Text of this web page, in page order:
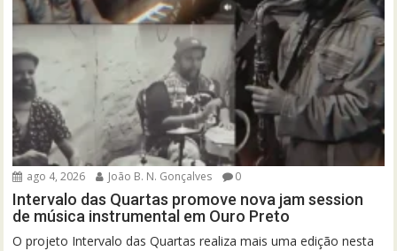
ago 4, 2026 João B. N. Gonçalves 0
Intervalo das Quartas promove nova jam session
de música instrumental em Ouro Preto
O projeto Intervalo das Quartas realiza mais uma edição nesta